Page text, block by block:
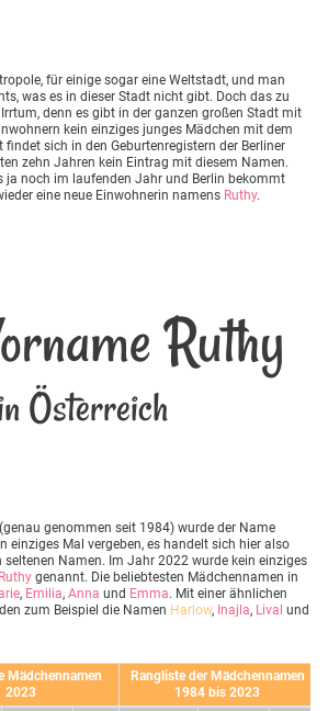
für einige sogar eine Weltstadt, und man
was es in dieser Stadt nicht gibt. Doch das zu
denn es gibt in der ganzen großen Stadt mit
kein einziges junges Mädchen mit dem
findet sich in den Geburtenregistern der Berliner
zehn Jahren kein Eintrag mit diesem Namen.
ja noch im laufenden Jahr und Berlin bekommt
eine neue Einwohnerin namens Ruthy.
Ruthy
Österreich
genommen seit 1984) wurde der Name
einziges Mal vergeben, es handelt sich hier also
Namen. Im Jahr 2022 wurde kein einziges
Ruthy genannt. Die beliebtesten Mädchennamen in
, Emilia, Anna und Emma. Mit einer ähnlichen
zum Beispiel die Namen Harlow, Inajla, Lival und
Mädchennamen
2023
Rangliste der Mädchennamen
1984 bis 2023